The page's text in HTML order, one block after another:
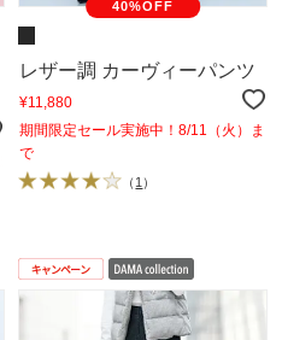
40%OFF
レザー調 カーヴィーパンツ
¥11,880
期間限定セール実施中！8/11（火）ま
で
（ 1 ）